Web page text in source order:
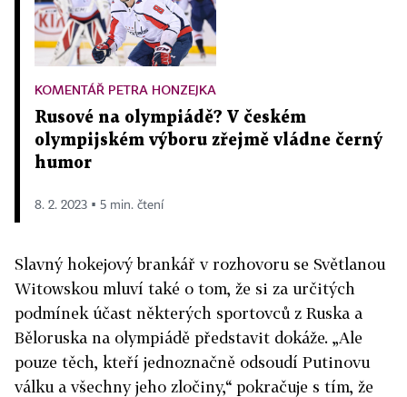
KOMENTÁŘ PETRA HONZEJKA
Rusové na olympiádě? V českém
olympijském výboru zřejmě vládne černý
humor
8. 2. 2023 ▪ 5 min. čtení
Slavný hokejový brankář v rozhovoru se Světlanou
Witowskou mluví také o tom, že si za určitých
podmínek účast některých sportovců z Ruska a
Běloruska na olympiádě představit dokáže. „Ale
pouze těch, kteří jednoznačně odsoudí Putinovu
válku a všechny jeho zločiny,“ pokračuje s tím, že